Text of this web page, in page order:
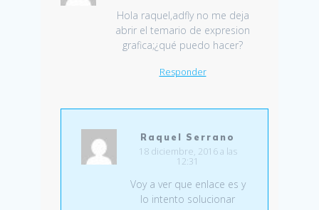
Hola raquel,adfly no me deja
abrir el temario de expresion
grafica;¿qué puedo hacer?
Responder
Raquel Serrano
18 diciembre, 2016 a las
12:31
Voy a ver que enlace es y
lo intento solucionar